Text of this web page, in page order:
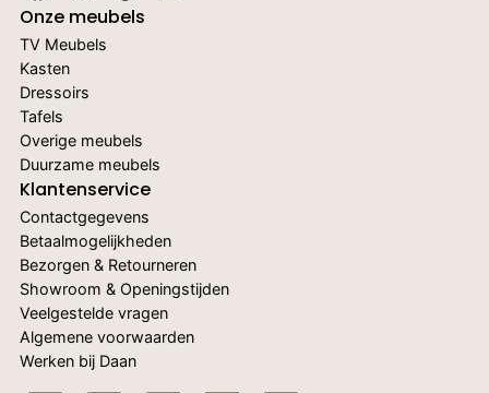
Onze meubels
TV Meubels
Kasten
Dressoirs
Tafels
Overige meubels
Duurzame meubels
Klantenservice
Contactgegevens
Betaalmogelijkheden
Bezorgen & Retourneren
Showroom & Openingstijden
Veelgestelde vragen
Algemene voorwaarden
Werken bij Daan